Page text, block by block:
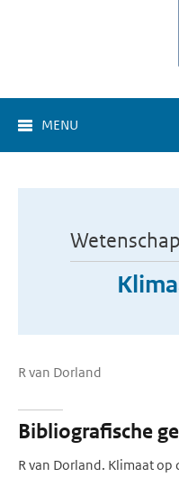
MENU
R van Dorland
Bibliografische
R van Dorland. Klimaat op